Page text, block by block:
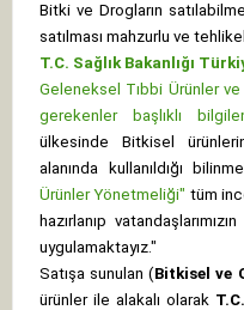
Bitki ve Drogların
satılması mahzurlu ve
T.C. Sağlık Bakanlığı
Geleneksel Tıbbi Ürünler
gerekenler başlıklı
ülkesinde Bitkisel
alanında kullanıldığı
Ürünler Yönetmeliği" tüm
hazırlanıp
uygulamaktayız."
Satışa sunulan (Bitkisel ve
ürünler ile alakalı olarak